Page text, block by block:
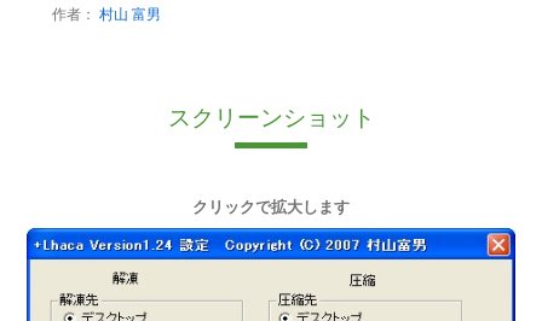
作者： 村山 富男
スクリーンショット
クリックで拡大します